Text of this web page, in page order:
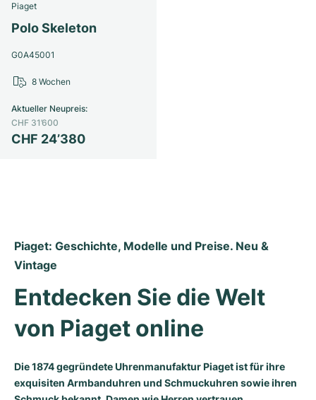
Piaget
Polo Skeleton
G0A45001
CHF 24’380
Aktueller Neupreis:
CHF 31’600
8 Wochen
Piaget: Geschichte, Modelle und Preise. Neu &
Vintage
Entdecken Sie die Welt
von Piaget online
Die 1874 gegründete Uhrenmanufaktur Piaget ist für ihre
exquisiten Armbanduhren und Schmuckuhren sowie ihren